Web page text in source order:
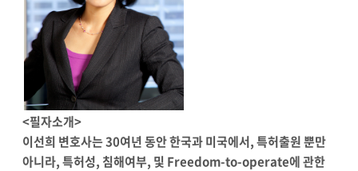
<필자소개>
이선희 변호사는 30여년 동안 한국과 미국에서, 특허출원 뿐만
아니라, 특허성, 침해여부, 및 Freedom-to-operate에 관한